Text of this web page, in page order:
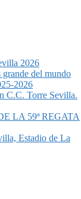
2026
del mundo
2026
C.C. Torre Sevilla.
LA 59ª REGATA
Estadio de La